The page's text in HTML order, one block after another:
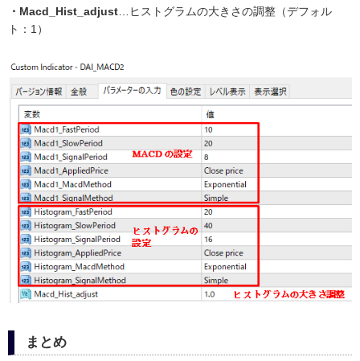
・Macd_Hist_adjust …ヒストグラムの大きさの調整（デフォル
ト：1）
まとめ